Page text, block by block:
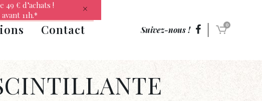
Suivez-nous ! 0
Contact
€ d’achats !
11h.*